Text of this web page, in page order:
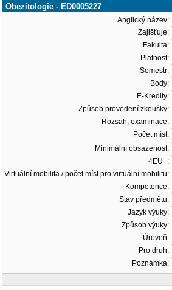
Obezitologie - ED0005227
Anglický název:
Zajišťuje:
Fakulta:
Platnost:
Semestr:
Body:
E-Kredity:
Způsob provedení zkoušky:
Rozsah, examinace:
Počet míst:
Minimální obsazenost:
4EU+:
Virtuální mobilita / počet míst pro virtuální mobilitu:
Kompetence:
Stav předmětu:
Jazyk výuky:
Způsob výuky:
Úroveň:
Pro druh:
Poznámka: